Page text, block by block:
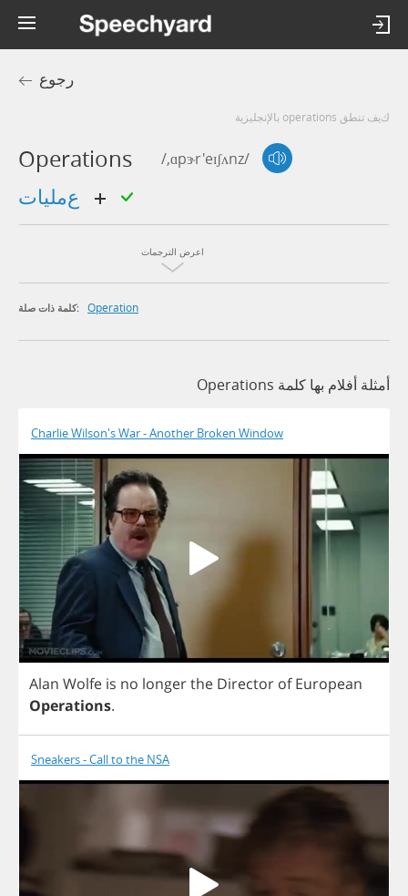
رجوع
كيف تنطق operations بالإنجليزية
Operations /,ɑpɝr'eɪʃʌnz/
اعرض الترجمات
كلمة ذات صلة: Operation
أمثلة أفلام بها كلمة Operations
Charlie Wilson's War - Another Broken Window
Alan Wolfe is no longerthe Director of European
Operations.
Sneakers - Call to the NSA